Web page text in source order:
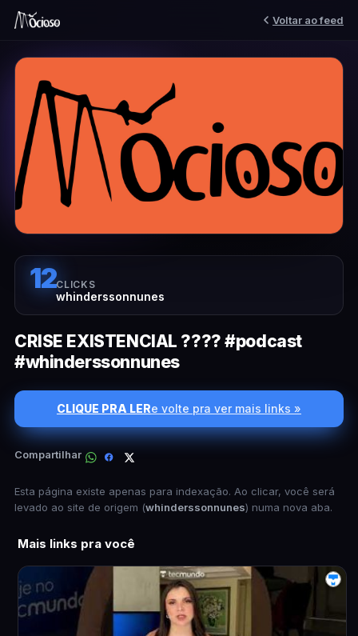
Voltar ao feed
12CLICKS
whinderssonnunes
CRISE EXISTENCIAL ???? #podcast
#whinderssonnunes
CLIQUE PRA LERe volte pra ver mais links »
Compartilhar
Esta página existe apenas para indexação. Ao clicar, você será
levado ao site de origem (whinderssonnunes) numa nova aba.
Mais links pra você